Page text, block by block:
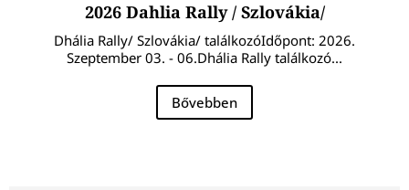
2026 Dahlia Rally / Szlovákia/
Dhália Rally/ Szlovákia/ találkozóIdőpont: 2026.
Szeptember 03. - 06.Dhália Rally találkozó...
Bővebben